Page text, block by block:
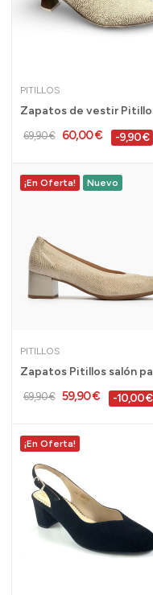
PITILLOS
69,90 € 60,00 € -9,90 €
¡En Oferta! Nuevo
PITILLOS
69,90 € 59,90 € -10,00 €
¡En Oferta!